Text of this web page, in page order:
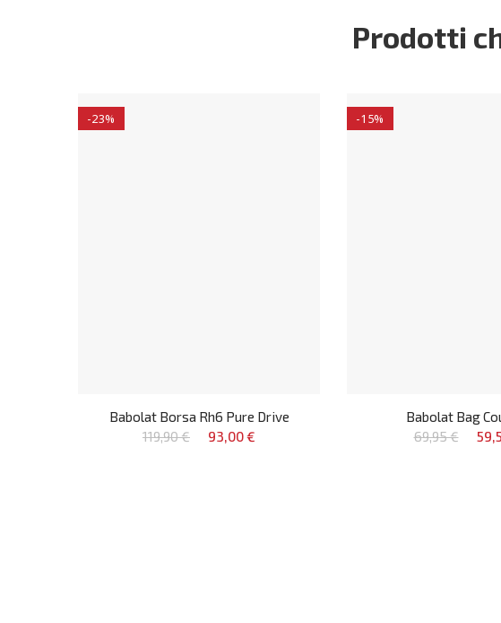
Prodotti
-23%
Babolat Borsa Rh6 Pure Drive
119,90 €
93,00 €
-15%
Babolat Bag
69,95 €